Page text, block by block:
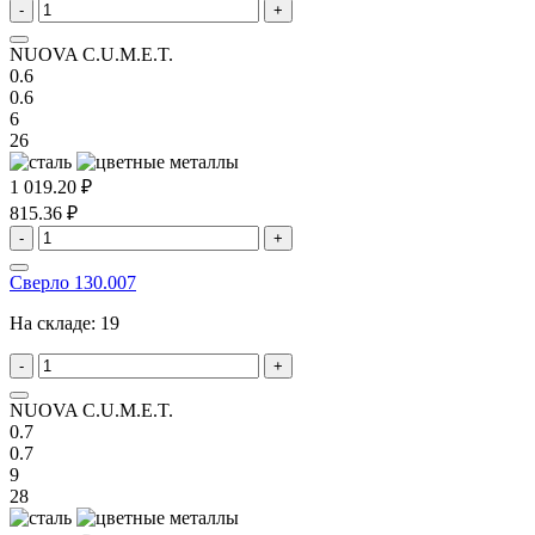
- +
NUOVA C.U.M.E.T.
0.6
0.6
6
26
1 019.20 ₽
815.36 ₽
- +
Сверло 130.007
На складе: 19
- +
NUOVA C.U.M.E.T.
0.7
0.7
9
28